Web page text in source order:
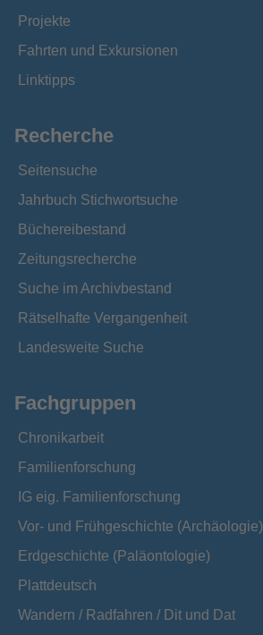
Projekte
Fahrten und Exkursionen
Linktipps
Recherche
Seitensuche
Jahrbuch Stichwortsuche
Büchereibestand
Zeitungsrecherche
Suche im Archivbestand
Rätselhafte Vergangenheit
Landesweite Suche
Fachgruppen
Chronikarbeit
Familienforschung
IG eig. Familienforschung
Vor- und Frühgeschichte (Archäologie)
Erdgeschichte (Paläontologie)
Plattdeutsch
Wandern / Radfahren / Dit und Dat